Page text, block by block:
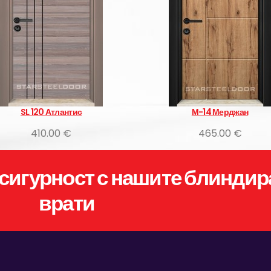
SL 120 Атлантис
410.00 €
М-14 Мерджан
465.00 €
с нашите
врати